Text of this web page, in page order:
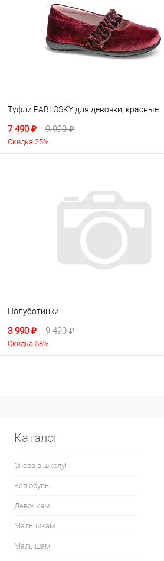
Туфли PABLOSKY для девочки, красные
7 490 ₽ 9 990 ₽
Скидка 25%
Полуботинки
3 990 ₽ 9 490 ₽
Скидка 58%
Каталог
Снова в школу!
Вся обувь
Девочкам
Мальчикам
Малышам